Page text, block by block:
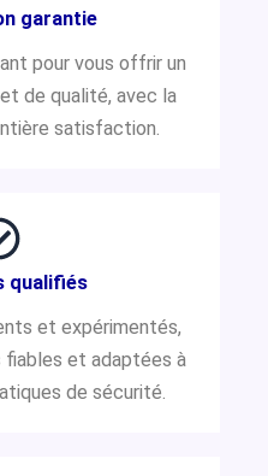
garantie
pour vous offrir un
de qualité, avec la
satisfaction.
qualifiés
et expérimentés,
fiables et adaptées à
de sécurité.